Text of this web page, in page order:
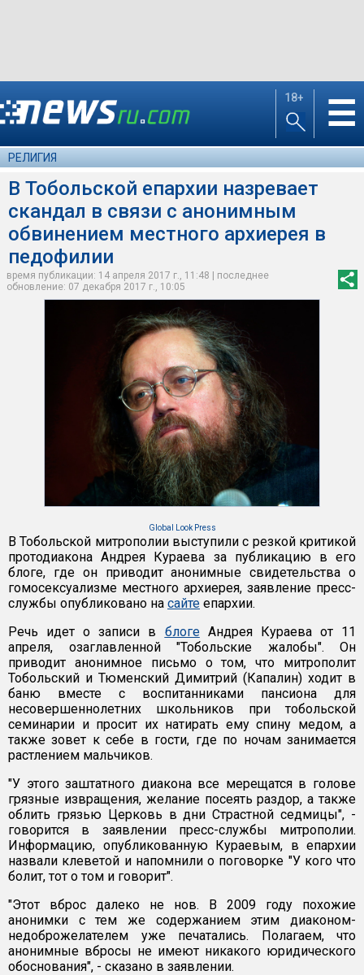
18+ ☰
РЕЛИГИЯ
В Тобольской епархии назревает
скандал в связи с анонимным
обвинением местного архиерея в
педофилии
время публикации: 14 апреля 2017 г., 11:48 | последнее
обновление: 07 декабря 2017 г., 10:05
Global Look Press
В Тобольской митрополии выступили с резкой критикой
протодиакона Андрея Кураева за публикацию в его
блоге, где он приводит анонимные свидетельства о
гомосексуализме местного архиерея, заявление пресс-
службы опубликовано на сайте епархии.
Речь идет о записи в блогеАндрея Кураева от 11
апреля, озаглавленной "Тобольские жалобы". Он
приводит анонимное письмо о том, что митрополит
Тобольский и Тюменский Димитрий (Капалин) ходит в
баню вместе с воспитанниками пансиона для
несовершеннолетних школьников при тобольской
семинарии и просит их натирать ему спину медом, а
также зовет к себе в гости, где по ночам занимается
растлением мальчиков.
"У этого заштатного диакона все мерещатся в голове
грязные извращения, желание посеять раздор, а также
облить грязью Церковь в дни Страстной седмицы", -
говорится в заявлении пресс-службы митрополии.
Информацию, опубликованную Кураевым, в епархии
назвали клеветой и напомнили о поговорке "У кого что
болит, тот о том и говорит".
"Этот вброс далеко не нов. В 2009 году похожие
анонимки с тем же содержанием этим диаконом-
недоброжелателем уже печатались. Полагаем, что
анонимные вбросы не имеют никакого юридического
обоснования", - сказано в заявлении.